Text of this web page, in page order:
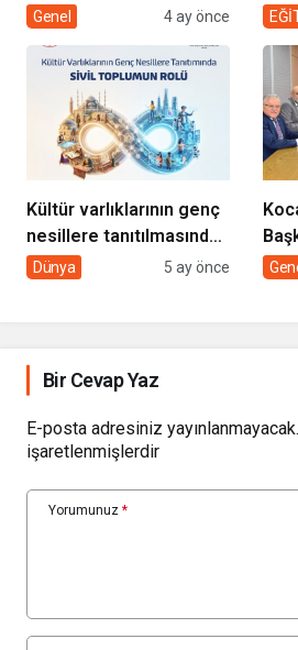
“EVDE SAĞLIK
GÖNÜLLERE
DOKUNUYORUZ”
Genel 4 ay önce
Kültür varlıklarının genç
nesillere tanıtılmasında
sivil toplumun rolü
Dünya 5 ay önce
Bir Cevap Yaz
E-posta adresiniz yayınlanmayacak.
işaretlenmişlerdir
Yorumunuz *